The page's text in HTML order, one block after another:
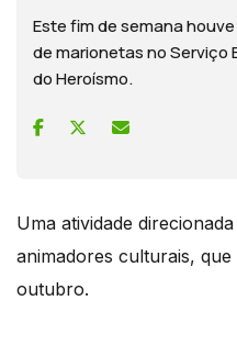
Este fim de semana
de marionetas no Serviço
do Heroísmo.
Uma atividade
animadores culturais,
outubro.